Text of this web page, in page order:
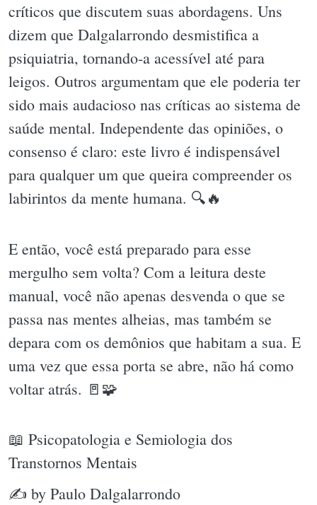
críticos que discutem suas abordagens. Uns
dizem que Dalgalarrondo desmistifica a
psiquiatria, tornando-a acessível até para
leigos. Outros argumentam que ele poderia ter
sido mais audacioso nas críticas ao sistema de
saúde mental. Independente das opiniões, o
consenso é claro: este livro é indispensável
para qualquer um que queira compreender os
labirintos da mente humana. 🔍🔥
E então, você está preparado para esse
mergulho sem volta? Com a leitura deste
manual, você não apenas desvenda o que se
passa nas mentes alheias, mas também se
depara com os demônios que habitam a sua. E
uma vez que essa porta se abre, não há como
voltar atrás. 🚪🧩
📖 Psicopatologia e Semiologia dos
Transtornos Mentais
✍ by Paulo Dalgalarrondo